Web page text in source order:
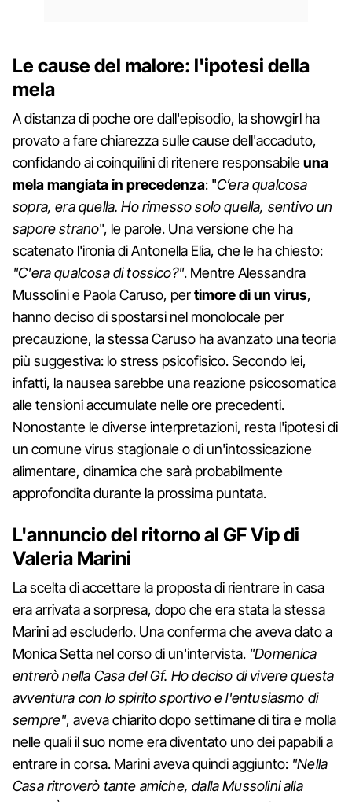
Le cause del malore: l'ipotesi della
mela
A distanza di poche ore dall'episodio, la showgirl ha
provato a fare chiarezza sulle cause dell'accaduto,
confidando ai coinquilini di ritenere responsabileuna
mela mangiata in precedenza: "C’era qualcosa
sopra, era quella. Ho rimesso solo quella, sentivo un
sapore strano", le parole. Una versione che ha
scatenato l'ironia di Antonella Elia, che le ha chiesto:
"C'era qualcosa di tossico?". Mentre Alessandra
Mussolini e Paola Caruso, pertimore di un virus,
hanno deciso di spostarsi nel monolocale per
precauzione, la stessa Caruso ha avanzato una teoria
più suggestiva: lo stress psicofisico. Secondo lei,
infatti, la nausea sarebbe una reazione psicosomatica
alle tensioni accumulate nelle ore precedenti.
Nonostante le diverse interpretazioni, resta l'ipotesi di
un comune virus stagionale o di un'intossicazione
alimentare, dinamica che sarà probabilmente
approfondita durante la prossima puntata.
L'annuncio del ritorno al GF Vip di
Valeria Marini
La scelta di accettare la proposta di rientrare in casa
era arrivata a sorpresa, dopo che era stata la stessa
Marini ad escluderlo. Una conferma che aveva dato a
Monica Setta nel corso di un'intervista. "Domenica
entrerò nella Casa del Gf. Ho deciso di vivere questa
avventura con lo spirito sportivo e l'entusiasmo di
sempre", aveva chiarito dopo settimane di tira e molla
nelle quali il suo nome era diventato uno dei papabili a
entrare in corsa. Marini aveva quindi aggiunto: "Nella
Casa ritroverò tante amiche, dalla Mussolini alla